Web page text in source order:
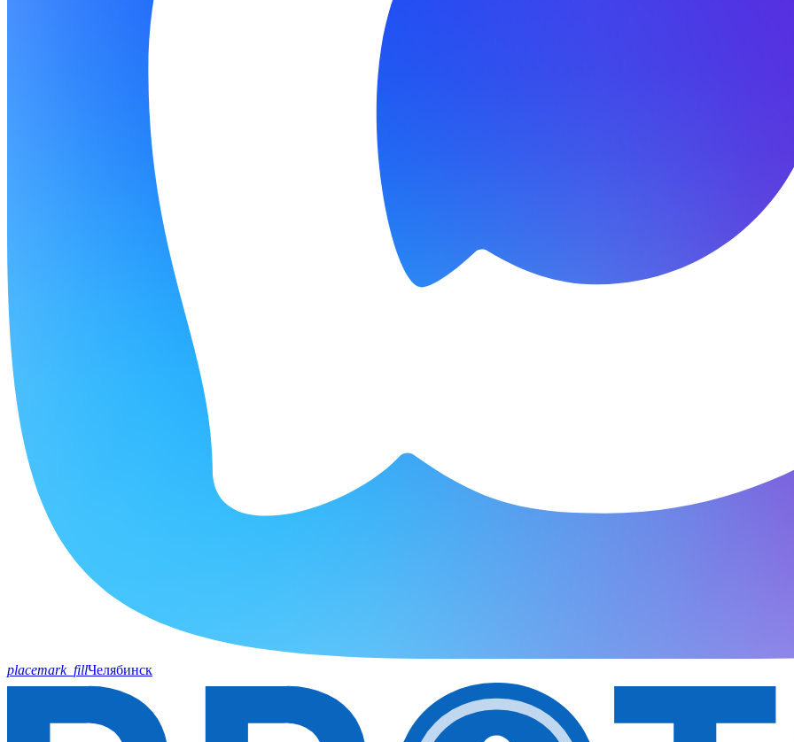
placemark_fillЧелябинск